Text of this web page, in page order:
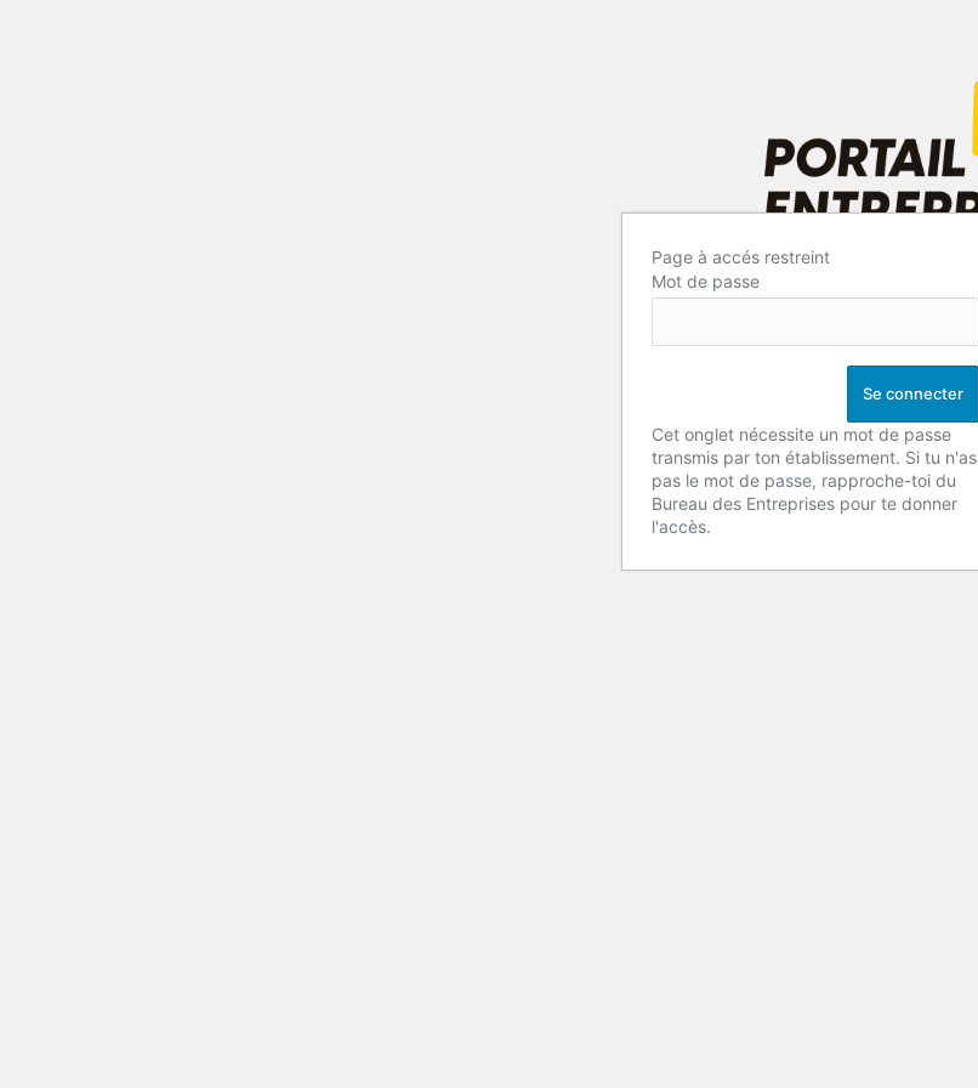
Page à accés restreint
Mot de passe
Cet onglet nécessite un mot de passe
transmis par ton établissement. Si tu n'as
pas le mot de passe, rapproche-toi du
Bureau des Entreprises pour te donner
l'accès.